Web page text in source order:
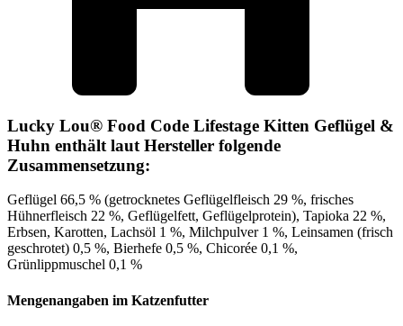
Lucky Lou® Food Code Lifestage Kitten Geflügel &
Huhn enthält laut Hersteller folgende
Zusammensetzung:
Geflügel 66,5 % (getrocknetes Geflügelfleisch 29 %, frisches
Hühnerfleisch 22 %, Geflügelfett, Geflügelprotein), Tapioka 22 %,
Erbsen, Karotten, Lachsöl 1 %, Milchpulver 1 %, Leinsamen (frisch
geschrotet) 0,5 %, Bierhefe 0,5 %, Chicorée 0,1 %,
Grünlippmuschel 0,1 %
Mengenangaben im Katzenfutter